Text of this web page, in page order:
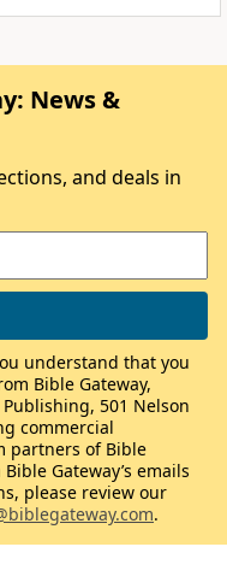
News &
and deals in
understand that you
Bible Gateway,
501 Nelson
commercial
partners of Bible
Gateway’s emails
please review our
.